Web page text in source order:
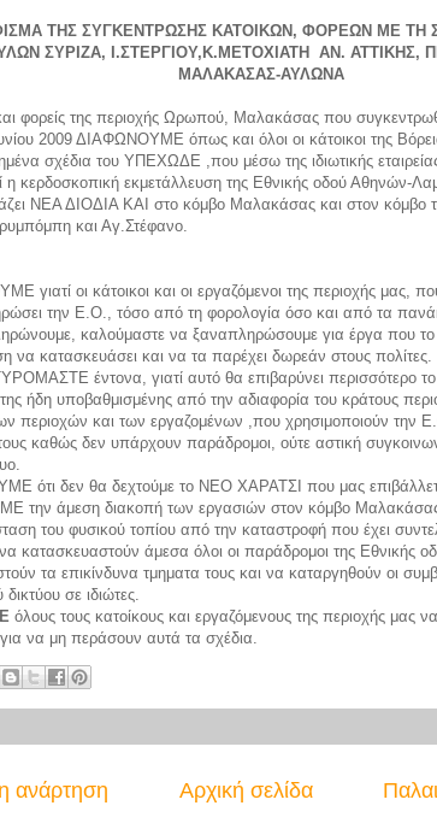
ΤΗΣ ΣΥΓΚΕΝΤΡΩΣΗΣ ΚΑΤΟΙΚΩΝ, ΦΟΡΕΩΝ ΜΕ
ΣΥΡΙΖΑ, Ι.ΣΤΕΡΓΙΟΥ,Κ.ΜΕΤΟΧΙΑΤΗ ΑΝ. ΑΤΤΙΚΗΣ,
ΜΑΛΑΚΑΣΑΣ-ΑΥΛΩΝΑ
και φορείς της περιοχής Ωρωπού, Μαλακάσας που
2009 ΔΙΑΦΩΝΟΥΜΕ όπως και όλοι οι κάτοικοι της
σχέδια του ΥΠΕΧΩΔΕ ,που μέσω της ιδιωτικής
η κερδοσκοπική εκμετάλλευση της Εθνικής οδού Αθηνών-
ΝΕΑ ΔΙΟΔΙΑ ΚΑΙ στο κόμβο Μαλακάσας και στον
και Αγ.Στέφανο.
γιατί οι κάτοικοι και οι εργαζόμενοι της περιοχής μας,
την Ε.Ο., τόσο από τη φορολογία όσο και από τα
καλούμαστε να ξαναπληρώσουμε για έργα που το
να κατασκευάσει και να τα παρέχει δωρεάν στους πολίτες.
έντονα, γιατί αυτό θα επιβαρύνει περισσότερο
ήδη υποβαθμισμένης από την αδιαφορία του κράτους
περιοχών και των εργαζομένων ,που χρησιμοποιούν την
καθώς δεν υπάρχουν παράδρομοι, ούτε αστική
ότι δεν θα δεχτούμε το ΝΕΟ ΧΑΡΑΤΣΙ που μας
την άμεση διακοπή των εργασιών στον κόμβο
του φυσικού τοπίου από την καταστροφή που έχει
κατασκευαστούν άμεσα όλοι οι παράδρομοι της Εθνικής
τα επικίνδυνα τμηματα τους και να καταργηθούν οι
δικτύου σε ιδιώτες.
όλους τους κατοίκους και εργαζόμενους της περιοχής μας να
να μη περάσουν αυτά τα σχέδια.
ανάρτηση Αρχική σελίδα